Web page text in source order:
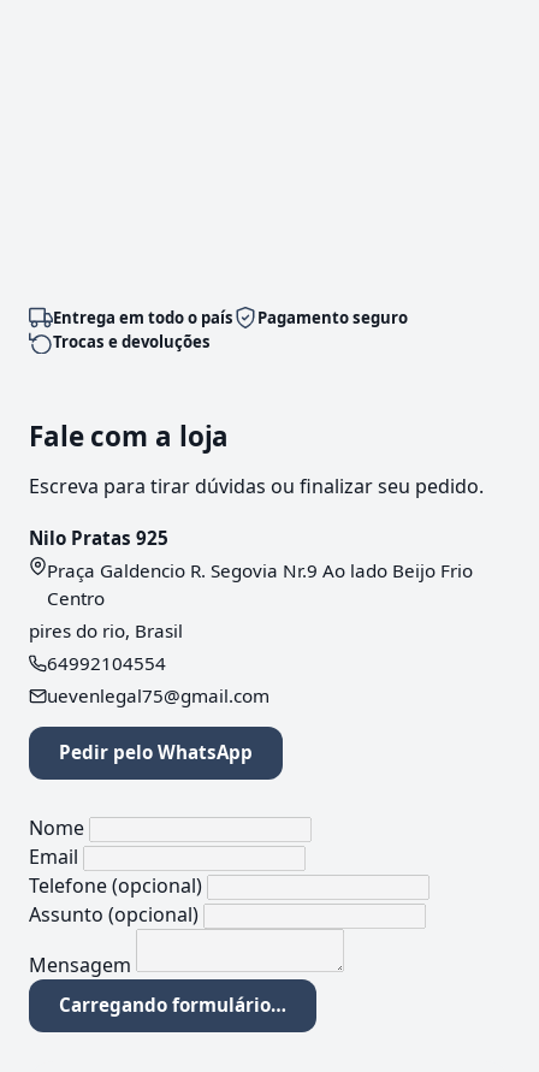
Entrega em todo o país
Pagamento seguro
Trocas e devoluções
Fale com a loja
Escreva para tirar dúvidas ou finalizar seu pedido.
Nilo Pratas 925
Praça Galdencio R. Segovia Nr.9 Ao lado Beijo Frio
Centro
pires do rio, Brasil
64992104554
uevenlegal75@gmail.com
Pedir pelo WhatsApp
Nome
Email
Telefone(opcional)
Assunto (opcional)
Mensagem
Carregando formulário…